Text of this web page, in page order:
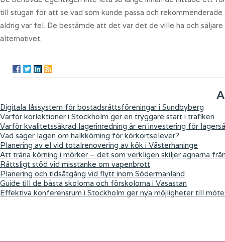
till stugan för att se vad som kunde passa och
aldrig var fel. De bestämde att det var det de ville ha och
alternativet.
Digitala låssystem för bostadsrättsföreningar i Sundbyberg
Varför körlektioner i Stockholm ger en tryggare start i trafiken
Varför kvalitetssäkrad lagerinredning är en investering för
Vad säger lagen om halkkörning för körkortselever?
Planering av el vid totalrenovering av kök i Västerhaninge
Att träna körning i mörker – det som verkligen skiljer agnarna
Rättsligt stöd vid misstanke om vapenbrott
Planering och tidsåtgång vid flytt inom Södermanland
Guide till de bästa skolorna och förskolorna i Vasastan
Effektiva konferensrum i Stockholm ger nya möjligheter till